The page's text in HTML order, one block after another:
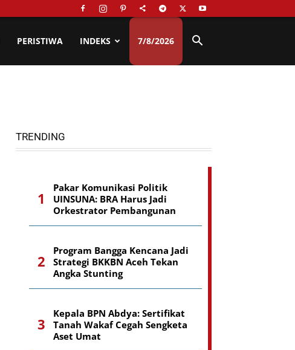
PERISTIWA INDEKS 7/8/2026
TRENDING
Pakar Komunikasi Politik
UINSUNA: BRA Harus Jadi
Orkestrator Pembangunan
Program Bangga Kencana Jadi
Strategi BKKBN Aceh Tekan
Angka Stunting
Kepala BPN Abdya: Sertifikat
Tanah Wakaf Cegah Sengketa
Aset Umat